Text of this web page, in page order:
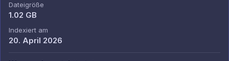
Dateigröße
1.02 GB
Indexiert am
20. April 2026